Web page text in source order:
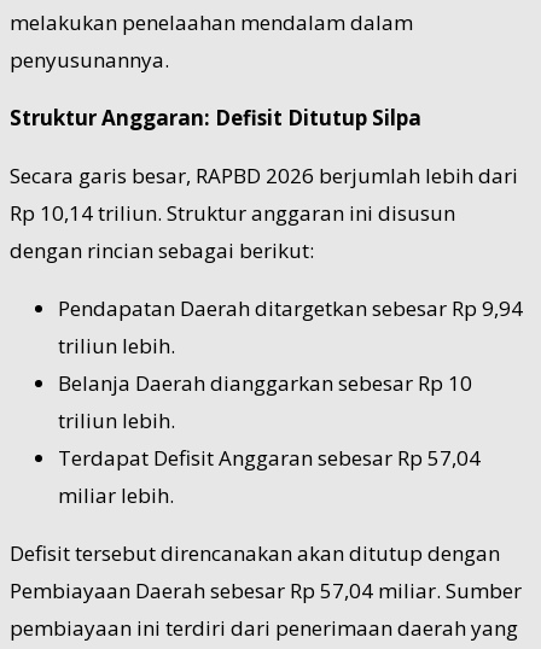
melakukan penelaahan mendalam dalam
penyusunannya.
Struktur Anggaran: Defisit Ditutup Silpa
Secara garis besar, RAPBD 2026 berjumlah lebih dari
Rp 10,14 triliun. Struktur anggaran ini disusun
dengan rincian sebagai berikut:
Pendapatan Daerah ditargetkan sebesar Rp 9,94
triliun lebih.
Belanja Daerah dianggarkan sebesar Rp 10
triliun lebih.
Terdapat Defisit Anggaran sebesar Rp 57,04
miliar lebih.
Defisit tersebut direncanakan akan ditutup dengan
Pembiayaan Daerah sebesar Rp 57,04 miliar. Sumber
pembiayaan ini terdiri dari penerimaan daerah yang